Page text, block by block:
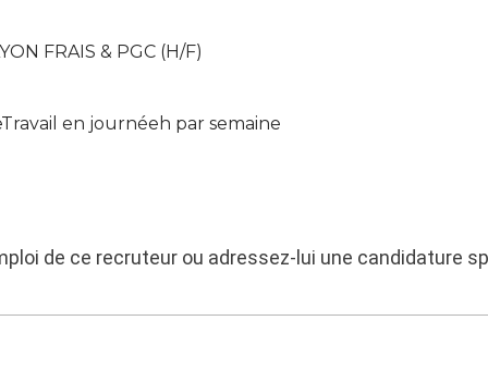
FRAIS & PGC (H/F)
en journéeh par semaine
de ce recruteur ou adressez-lui une candidature